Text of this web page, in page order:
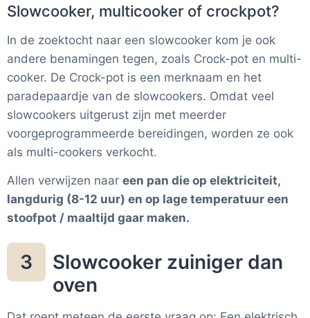
Slowcooker, multicooker of crockpot?
In de zoektocht naar een slowcooker kom je ook
andere benamingen tegen, zoals Crock-pot en multi-
cooker. De Crock-pot is een merknaam en het
paradepaardje van de slowcookers. Omdat veel
slowcookers uitgerust zijn met meerder
voorgeprogrammeerde bereidingen, worden ze ook
als multi-cookers verkocht.
Allen verwijzen naar een pan die op elektriciteit,
langdurig (8-12 uur) en op lage temperatuur een
stoofpot / maaltijd gaar maken.
3
Slowcooker zuiniger dan
oven